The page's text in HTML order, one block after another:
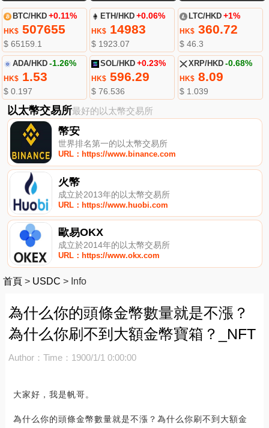
BTC/HKD +0.11%
HK$507655
$ 65159.1
ETH/HKD +0.06%
HK$ 14983
$ 1923.07
LTC/HKD +1%
HK$360.72
$ 46.3
ADA/HKD -1.26%
HK$1.53
$ 0.197
SOL/HKD +0.23%
HK$ 596.29
$ 76.536
XRP/HKD -0.68%
HK$8.09
$ 1.039
以太幣交易所最好的以太幣交易所
幣安
世界排名第一的以太幣交易所
URL：https://www.binance.com
火幣
成立於2013年的以太幣交易所
URL：https://www.huobi.com
歐易OKX
成立於2014年的以太幣交易所
URL：https://www.okx.com
首頁 > USDC > Info
為什么你的頭條金幣數量就是不漲？
為什么你刷不到大額金幣寶箱？_NFT
Author： Time：1900/1/1 0:00:00
大家好，我是帆哥。
為什么你的頭條金幣數量就是不漲？為什么你刷不到大額金